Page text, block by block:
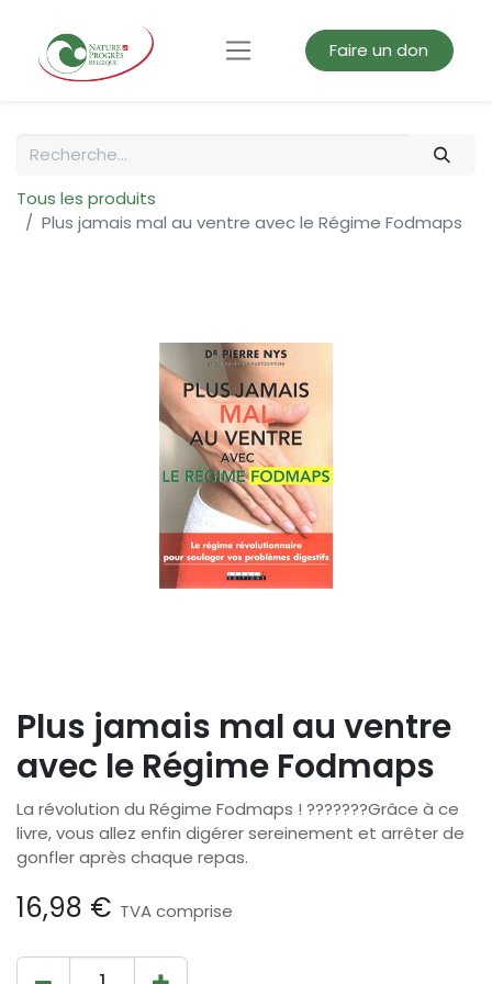
Faire un don
Tous les produits
Plus jamais mal au ventre avec le Régime Fodmaps
Plus jamais mal au ventre
avec le Régime Fodmaps
La révolution du Régime Fodmaps ! ???????Grâce à ce
livre, vous allez enfin digérer sereinement et arrêter de
gonfler après chaque repas.
16,98 € TVA comprise